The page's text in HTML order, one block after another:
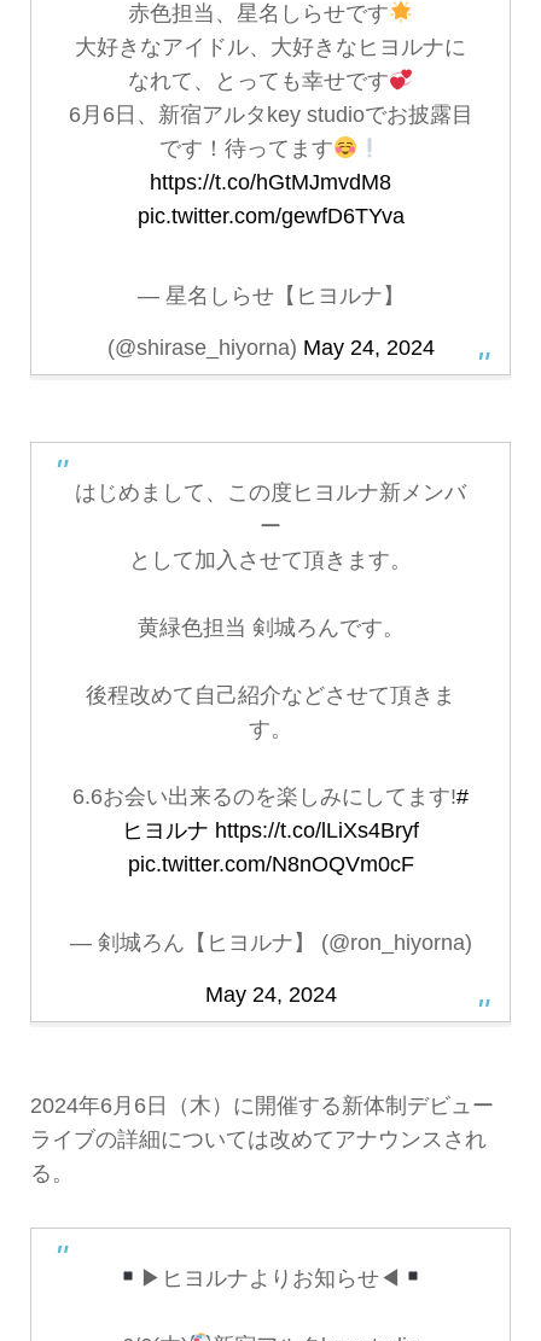
赤色担当、星名しらせです
大好きなアイドル、大好きなヒヨルナに
なれて、とっても幸せです
6月6日、新宿アルタkey studioでお披露目
です！待ってます
https://t.co/hGtMJmvdM8
pic.twitter.com/gewfD6TYva
— 星名しらせ【ヒヨルナ】
(@shirase_hiyorna) May 24, 2024
はじめまして、この度ヒヨルナ新メンバ
ー
として加入させて頂きます。
黄緑色担当 剣城ろんです。
後程改めて自己紹介などさせて頂きま
す。
6.6お会い出来るのを楽しみにしてます!#
ヒヨルナ https://t.co/lLiXs4Bryf
pic.twitter.com/N8nOQVm0cF
— 剣城ろん【ヒヨルナ】 (@ron_hiyorna)
May 24, 2024
2024年6月6日（木）に開催する新体制デビュー
ライブの詳細については改めてアナウンスされ
る。
▶︎ヒヨルナよりお知らせ◀︎